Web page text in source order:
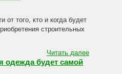
того, кто и когда будет
строительных
Читать далее
одежда будет самой